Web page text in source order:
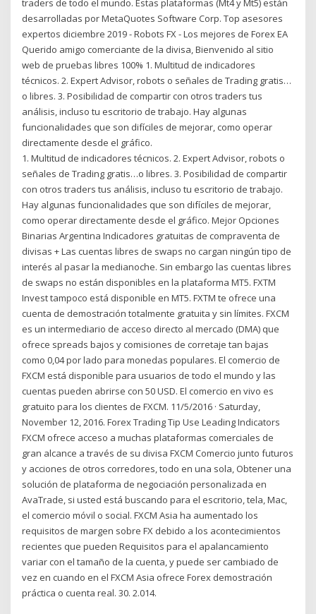
traders de todo el mundo. Estas plataformas (Mt4 y Mt5) están
desarrolladas por MetaQuotes Software Corp. Top asesores
expertos diciembre 2019 - Robots FX - Los mejores de Forex EA
Querido amigo comerciante de la divisa, Bienvenido al sitio
web de pruebas libres 100% 1. Multitud de indicadores
técnicos. 2. Expert Advisor, robots o señales de Trading gratis…
o libres. 3. Posibilidad de compartir con otros traders tus
análisis, incluso tu escritorio de trabajo. Hay algunas
funcionalidades que son difíciles de mejorar, como operar
directamente desde el gráfico.
1. Multitud de indicadores técnicos. 2. Expert Advisor, robots o
señales de Trading gratis…o libres. 3. Posibilidad de compartir
con otros traders tus análisis, incluso tu escritorio de trabajo.
Hay algunas funcionalidades que son difíciles de mejorar,
como operar directamente desde el gráfico. Mejor Opciones
Binarias Argentina Indicadores gratuitas de compraventa de
divisas + Las cuentas libres de swaps no cargan ningún tipo de
interés al pasar la medianoche. Sin embargo las cuentas libres
de swaps no están disponibles en la plataforma MT5. FXTM
Invest tampoco está disponible en MT5. FXTM te ofrece una
cuenta de demostración totalmente gratuita y sin límites. FXCM
es un intermediario de acceso directo al mercado (DMA) que
ofrece spreads bajos y comisiones de corretaje tan bajas
como 0,04 por lado para monedas populares. El comercio de
FXCM está disponible para usuarios de todo el mundo y las
cuentas pueden abrirse con 50 USD. El comercio en vivo es
gratuito para los clientes de FXCM. 11/5/2016 · Saturday,
November 12, 2016. Forex Trading Tip Use Leading Indicators
FXCM ofrece acceso a muchas plataformas comerciales de
gran alcance a través de su divisa FXCM Comercio junto futuros
y acciones de otros corredores, todo en una sola, Obtener una
solución de plataforma de negociación personalizada en
AvaTrade, si usted está buscando para el escritorio, tela, Mac,
el comercio móvil o social. FXCM Asia ha aumentado los
requisitos de margen sobre FX debido a los acontecimientos
recientes que pueden Requisitos para el apalancamiento
variar con el tamaño de la cuenta, y puede ser cambiado de
vez en cuando en el FXCM Asia ofrece Forex demostración
práctica o cuenta real. 30. 2.014.